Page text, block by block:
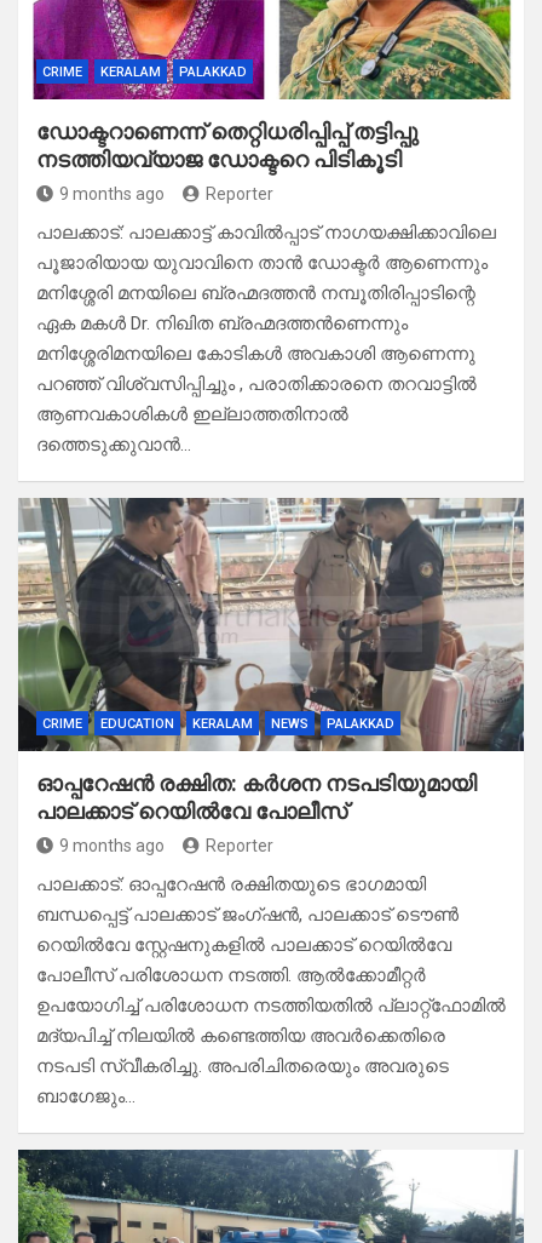
CRIME KERALAM PALAKKAD
ഡോക്ടറാണെന്ന് തെറ്റിധരിപ്പിപ്പ് തട്ടിപ്പു
നടത്തിയവ്യാജ ഡോക്ടറെ പിടികൂടി
9 months ago Reporter
പാലക്കാട്: പാലക്കാട്ട് കാവിൽപ്പാട് നാഗയക്ഷിക്കാവിലെ
പൂജാരിയായ യുവാവിനെ താൻ ഡോക്ടർ ആണെന്നും
മനിശ്ശേരി മനയിലെ ബ്രഹ്മദത്തൻ നമ്പൂതിരിപ്പാടിന്റെ
ഏക മകൾ Dr. നിഖിത ബ്രഹ്മദത്തൻണെന്നും
മനിശ്ശേരിമനയിലെ കോടികൾ അവകാശി ആണെന്നു
പറഞ്ഞ് വിശ്വസിപ്പിച്ചും , പരാതിക്കാരനെ തറവാട്ടിൽ
ആണവകാശികൾ ഇല്ലാത്തതിനാൽ
ദത്തെടുക്കുവാൻ…
CRIME EDUCATION KERALAM NEWS PALAKKAD
ഓപ്പറേഷൻ രക്ഷിത: കർശന നടപടിയുമായി
പാലക്കാട്‌ റെയിൽവേ പോലീസ്
9 months ago Reporter
പാലക്കാട്: ഓപ്പറേഷൻ രക്ഷിതയുടെ ഭാഗമായി
ബന്ധപ്പെട്ട് പാലക്കാട് ജംഗ്ഷൻ, പാലക്കാട്‌ ടൌൺ
റെയിൽവേ സ്റ്റേഷനുകളിൽ പാലക്കാട്‌ റെയിൽവേ
പോലീസ് പരിശോധന നടത്തി. ആൽക്കോമീറ്റർ
ഉപയോഗിച്ച് പരിശോധന നടത്തിയതിൽ പ്ലാറ്റ്ഫോമിൽ
മദ്യപിച്ച് നിലയിൽ കണ്ടെത്തിയ അവർക്കെതിരെ
നടപടി സ്വീകരിച്ചു. അപരിചിതരെയും അവരുടെ
ബാഗേജും…